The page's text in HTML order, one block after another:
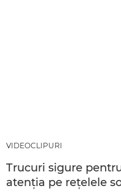
VIDEOCLIPURI
Trucuri sigure
atenţia pe reţelele